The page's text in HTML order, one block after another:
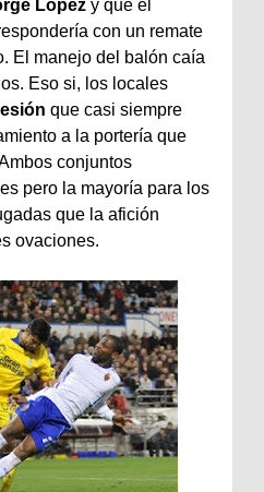
López y que el
con un remate
El manejo del balón caía
Eso si, los locales
que casi siempre
a la portería que
conjuntos
pero la mayoría para los
que la afición
ovaciones.